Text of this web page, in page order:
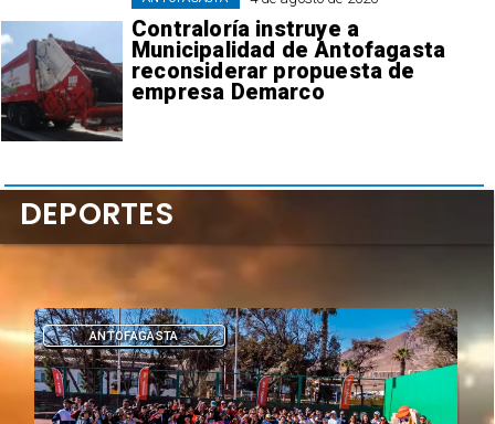
Contraloría instruye a
Municipalidad de Antofagasta
reconsiderar propuesta de
empresa Demarco
ANTOFAGASTA
DEPORTES